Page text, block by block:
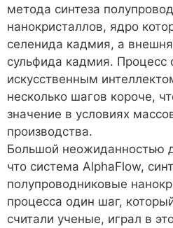
метода синтеза
нанокристаллов, ядро
селенида кадмия, а
сульфида кадмия. Процесс
искусственным
несколько шагов короче,
значение в условиях
производства.
Большой неожиданностью
что система AlphaFlow,
полупроводниковые
процесса один шаг,
считали ученые, играл в